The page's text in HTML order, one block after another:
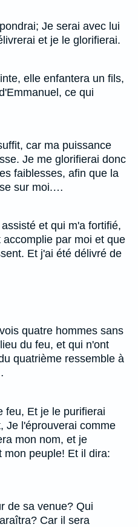
Je serai avec lui
et je le glorifierai.
elle enfantera un fils,
ce qui
car ma puissance
Je me glorifierai donc
faiblesses, afin que la
sur moi.…
et qui m'a fortifié,
par moi et que
Et j'ai été délivré de
quatre hommes sans
du feu, et qui n'ont
quatrième ressemble à
feu, Et je le purifierai
Je l'éprouverai comme
mon nom, et je
mon peuple! Et il dira:
de sa venue? Qui
Car il sera